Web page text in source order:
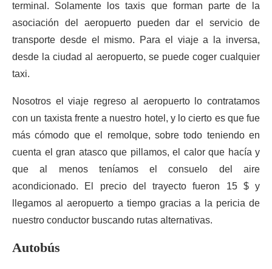
terminal. Solamente los taxis que forman parte de la
asociación del aeropuerto pueden dar el servicio de
transporte desde el mismo. Para el viaje a la inversa,
desde la ciudad al aeropuerto, se puede coger cualquier
taxi.
Nosotros el viaje regreso al aeropuerto lo contratamos
con un taxista frente a nuestro hotel, y lo cierto es que fue
más cómodo que el remolque, sobre todo teniendo en
cuenta el gran atasco que pillamos, el calor que hacía y
que al menos teníamos el consuelo del aire
acondicionado. El precio del trayecto fueron 15 $ y
llegamos al aeropuerto a tiempo gracias a la pericia de
nuestro conductor buscando rutas alternativas.
Autobús